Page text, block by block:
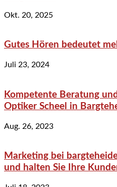
Okt. 20, 2025
Gutes Hören bedeutet
Juli 23, 2024
Kompetente Beratung
Optiker Scheel in
Aug. 26, 2023
Marketing bei
und halten Sie Ihre